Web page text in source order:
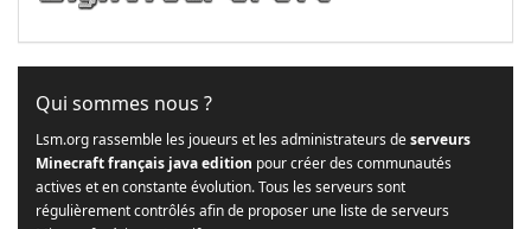
Qui sommes nous ?
Lsm.org rassemble les joueurs et les administrateurs deserveurs
Minecraft français java edition pour créer des communautés
actives et en constante évolution. Tous les serveurs sont
régulièrement contrôlés afin de proposer une liste de serveurs